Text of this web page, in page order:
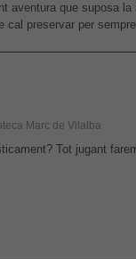
aventura que suposa
cal preservar per
Marc de Vilalba
Tot jugant